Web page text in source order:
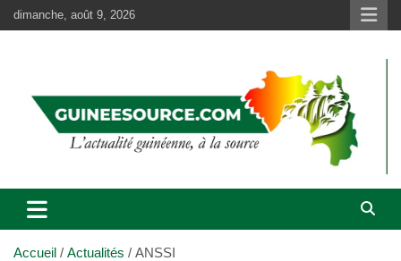
Aller
au
dimanche, août 9, 2026
Accueil Actualités ANSSI